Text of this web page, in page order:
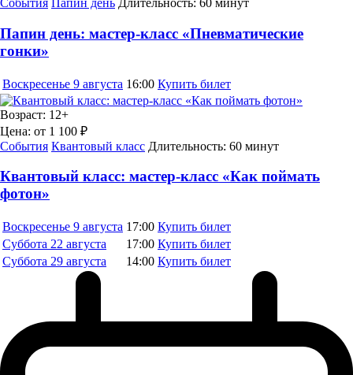
События Папин день Длительность: 60 минут
Папин день: мастер-класс «Пневматические
гонки»
Воскресенье 9 августа 16:00 Купить билет
Возраст: 12+
Цена: от 1 100 ₽
События Квантовый класс Длительность: 60 минут
Квантовый класс: мастер-класс «Как поймать
фотон»
Воскресенье 9 августа 17:00 Купить билет
Суббота 22 августа 17:00 Купить билет
Суббота 29 августа 14:00 Купить билет